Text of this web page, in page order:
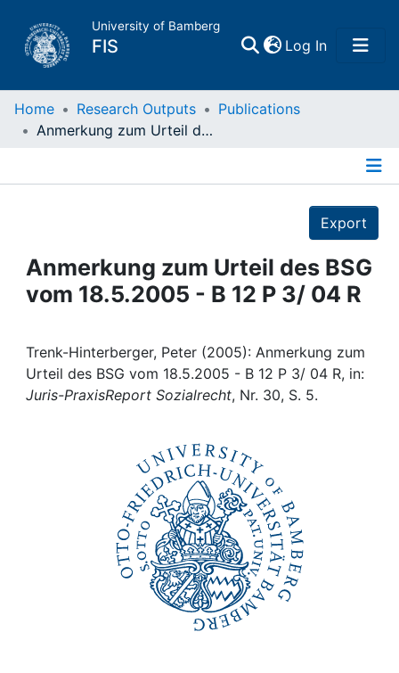
University of Bamberg
FIS Log In(current)
Home
Projects
People
Institutions
Awards
Home Research Outputs
Publications
Anmerkung zum Urteil des BSG vom 18.5.2005 - B 12 P 3/ 04 R
Export
Anmerkung zum Urteil des BSG
vom 18.5.2005 - B 12 P 3/ 04 R
Trenk-Hinterberger, Peter (2005): Anmerkung zum
Urteil des BSG vom 18.5.2005 - B 12 P 3/ 04 R, in:
Juris-PraxisReport Sozialrecht, Nr. 30, S. 5.